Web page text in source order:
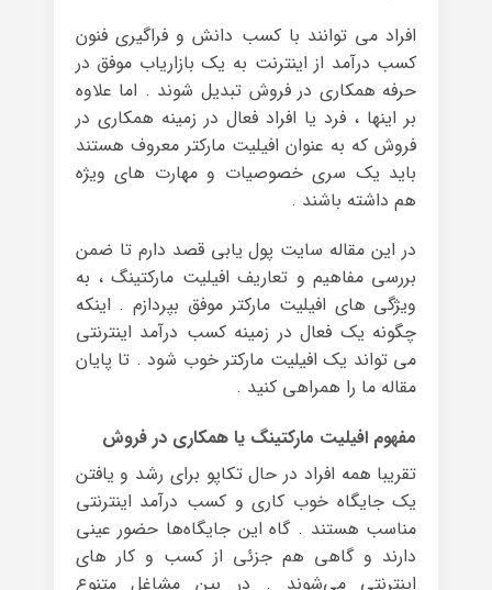
افراد می توانند با کسب دانش و فراگیری فنون
کسب درآمد از اینترنت به یک بازاریاب موفق در
حرفه همکاری در فروش تبدیل شوند . اما علاوه
بر اینها ، فرد یا افراد فعال در زمینه همکاری در
فروش که به عنوان افیلیت مارکتر معروف هستند
باید یک سری خصوصیات و مهارت های ویژه
هم داشته باشند .
در این مقاله سایت پول یابی قصد دارم تا ضمن
بررسی مفاهیم و تعاریف افیلیت مارکتینگ ، به
ویژگی های افیلیت مارکتر موفق بپردازم . اینکه
چگونه یک فعال در زمینه کسب درآمد اینترنتی
می تواند یک افیلیت مارکتر خوب شود . تا پایان
مقاله ما را همراهی کنید .
مفهوم افیلیت مارکتینگ یا همکاری در فروش
تقریبا همه افراد در حال تکاپو برای رشد و یافتن
یک جایگاه خوب کاری و کسب درآمد اینترنتی
مناسب هستند . گاه این جایگاه‌ها حضور عینی
دارند و گاهی هم جزئی از کسب و کار های
اینترنتی می‌شوند . در بین مشاغل متنوع